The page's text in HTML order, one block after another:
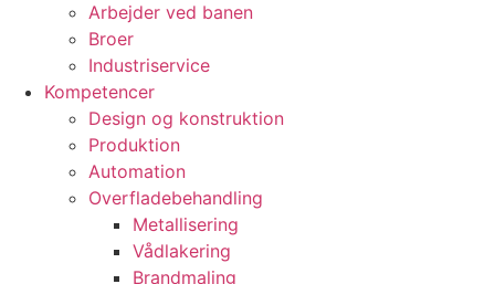
Arbejder ved banen
Broer
Industriservice
Kompetencer
Design og konstruktion
Produktion
Automation
Overfladebehandling
Metallisering
Vådlakering
Brandmaling